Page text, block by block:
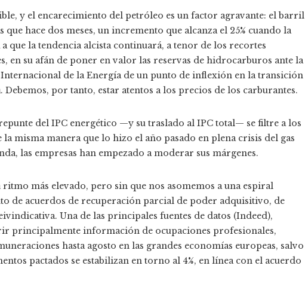
y el encarecimiento del petróleo es un factor agravante: el barril
que hace dos meses, un incremento que alcanza el 25% cuando la
que la tendencia alcista continuará, a tenor de los recortes
en su afán de poner en valor las reservas de hidrocarburos ante la
de la Energía de un punto de inflexión en la transición
por tanto, estar atentos a los precios de los carburantes.
del IPC energético —y su traslado al IPC total— se filtre a los
misma manera que lo hizo el año pasado en plena crisis del gas
las empresas han empezado a moderar sus márgenes.
más elevado, pero sin que nos asomemos a una espiral
de acuerdos de recuperación parcial de poder adquisitivo, de
Una de las principales fuentes de datos (Indeed),
principalmente información de ocupaciones profesionales,
hasta agosto en las grandes economías europeas, salvo
pactados se estabilizan en torno al 4%, en línea con el acuerdo